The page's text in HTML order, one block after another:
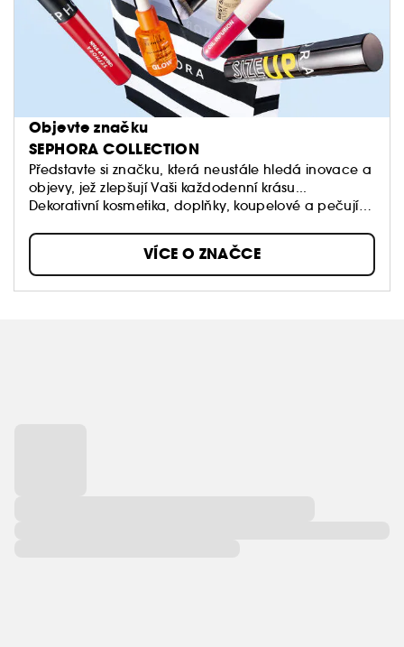
Objevte značku
SEPHORA COLLECTION
Představte si značku, která neustále hledá inovace a
objevy, jež zlepšují Vaši každodenní krásu...
Dekorativní kosmetika, doplňky, koupelové a pečující
úžasných produktů, textur a barev.
Naše dostupné produkty stojí v čele trendů a jsou
vždy kvalitní.
Dopřejte si volnost vytvářet vlastní styly a měnit je,
VÍCE O ZNAČCE